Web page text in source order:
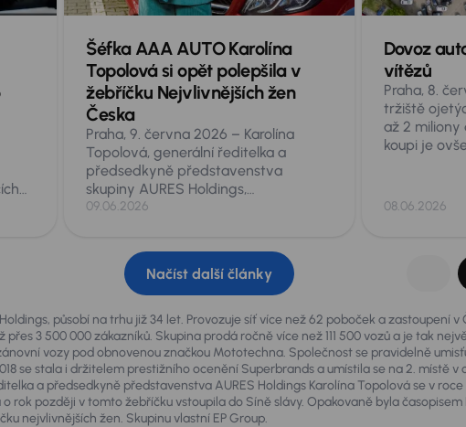
z
Šéfka AAA AUTO Karolína
Topolová si opět polepšila v
žebříčku Nejvlivnějších žen
Česka
Praha, 9. června 2026 – Karolína
Topolová, generální ředitelka a
předsedkyně představenstva
skupiny AURES Holdings,
provozovatele mezinárodní sítě
žebříčku Forbes Nejvlivnější ženy
Česka 2026 umístila na 21. místě ze
200 hodnocených. Jde o její
historicky nejlepší výsledek v tomto
žebříčku, v němž se opakovaně
objevuje již řadu let. Ocenění přichází
po náročném období spojeném s
prodejem skupiny a rekordními
obchodními výsledky.
09.06.2026
Dovoz
vítězů
Praha, 8.
tržiště
až 2 miliony
koupi je
Octavia se
Je proto
„roztřídit“
zopakovat,
dovozech
08.06.2026
Načíst další články
působí na trhu již 34 let. Provozuje síť více než 62 poboček a zastoupení v
přes 3 500 000 zákazníků. Skupina prodá ročně více než 111 500 vozů a je tak
vozy pod obnovenou značkou Mototechna. Společnost se pravidelně
se stala i držitelem prestižního ocenění Superbrands a umístila se na 2. místě
a předsedkyně představenstva AURES Holdings Karolína Topolová se v
rok později v tomto žebříčku vstoupila do Síně slávy. Opakovaně byla
nejvlivnějších žen. Skupinu vlastní EP Group.